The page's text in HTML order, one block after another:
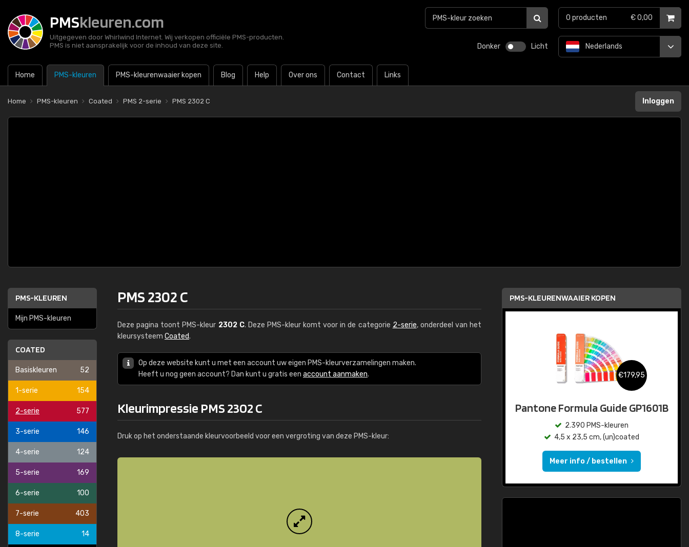
PMSkleuren.com
Uitgegeven door Whirlwind Internet. Wij verkopen officiële PMS-producten.
PMS is niet aansprakelijk voor de inhoud van deze site.
Donker Licht
Home PMS-kleuren PMS-kleurenwaaier kopen Blog Help Over ons Contact Links
Nederlands
0 producten € 0,00
Home PMS-kleuren Coated PMS 2-serie PMS 2302 C Inloggen
PMS-KLEUREN
Mijn PMS-kleuren
COATED
Basiskleuren 52
1-serie 154
2-serie 577
3-serie 146
4-serie 124
5-serie 169
6-serie 100
7-serie 403
8-serie 14
PMS 2302 C
Deze pagina toont PMS-kleur 2302 C. Deze PMS-kleur komt voor in de categorie 2-serie, onderdeel van het
kleursysteem Coated.
Op deze website kunt u met een account uw eigen PMS-kleurverzamelingen maken.
Heeft u nog geen account? Dan kunt u gratis een account aanmaken.
Kleurimpressie PMS 2302 C
Druk op het onderstaande kleurvoorbeeld voor een vergroting van deze PMS-kleur:
PMS-KLEURENWAAIER KOPEN
€179,95
Pantone Formula Guide GP1601B
2.390 PMS-kleuren
4,5 x 23,5 cm, (un)coated
Meer info / bestellen